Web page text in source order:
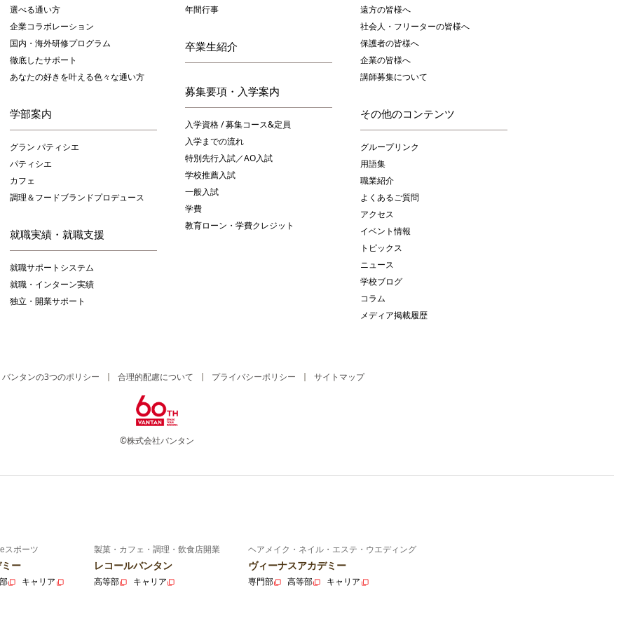
選べる通い方
企業コラボレーション
国内・海外研修プログラム
徹底したサポート
あなたの好きを叶える⾊々な通い⽅
学部案内
グラン パティシエ
パティシエ
カフェ
調理＆フードブランドプロデュース
就職実績・就職支援
就職サポートシステム
就職・インターン実績
独立・開業サポート
年間行事
卒業生紹介
募集要項・入学案内
入学資格 / 募集コース&定員
入学までの流れ
特別先行入試／AO入試
学校推薦入試
一般入試
学費
教育ローン・学費クレジット
遠方の皆様へ
社会人・フリーターの皆様へ
保護者の皆様へ
企業の皆様へ
講師募集について
その他のコンテンツ
グループリンク
用語集
職業紹介
よくあるご質問
アクセス
イベント情報
トピックス
ニュース
学校ブログ
コラム
メディア掲載履歴
バンタンの3つのポリシー 合理的配慮について プライバシーポリシー サイトマップ
©株式会社バンタン
スポーツ
ー
キャリア
製菓・カフェ・調理・飲食店開業
レコールバンタン
高等部 キャリア
ヘアメイク・ネイル・エステ・ウエディング
ヴィーナスアカデミー
専門部 高等部 キャリア